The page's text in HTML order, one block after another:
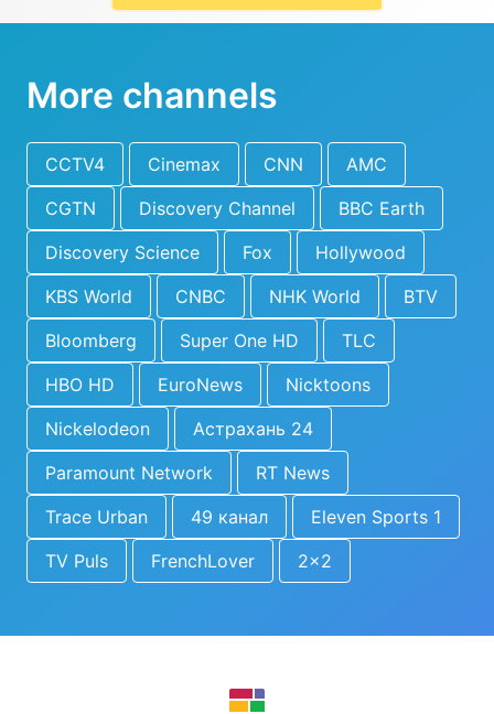
More channels
CCTV4 Cinemax CNN
AMC
CGTN
Discovery Channel
BBC Earth
Discovery Science
Fox
Hollywood
KBS World
CNBC NHK World
BTV
Bloomberg
Super One HD
TLC
HBO HD
EuroNews
Nicktoons
Nickelodeon
Астрахань 24
Paramount Network
RT News
Trace Urban
49 канал
Eleven Sports 1
TV Puls
FrenchLover 2x2